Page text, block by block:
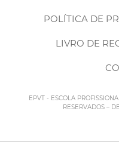
POLÍTICA DE
LIVRO DE
EPVT - ESCOLA
RESERVADOS –